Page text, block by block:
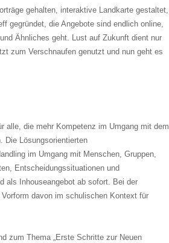
gehalten, interaktive Landkarte gestaltet,
gegründet, die Angebote sind endlich online,
Ähnliches geht. Lust auf Zukunft dient nur
zum Verschnaufen genutzt und nun geht es
alle, die mehr Kompetenz im Umgang mit dem
Die Lösungsorientierten
im Umgang mit Menschen, Gruppen,
Entscheidungssituationen und
als Inhouseangebot ab sofort. Bei der
davon im schulischen Kontext für
zum Thema „Erste Schritte zur Neuen